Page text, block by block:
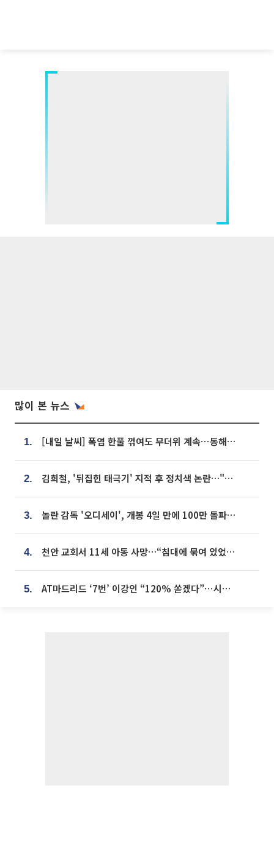
많이 본 뉴스
1. [내일 날씨] 폭염 한풀 꺾여도 무더위 계속⋯동해안 이틀 연속 비
2. 김희철, '뒤집힌 태극기' 지적 후 정치색 논란…"좌우 떠나 우리나라 국기"
3. 놀란 감독 '오디세이', 개봉 4일 만에 100만 돌파⋯'왕사남' 보다 빠르다
4. 천안 교회서 11세 아동 사망…“침대에 묶여 있었다” 진술 확보
5. AT마드리드 ‘7번’ 이강인 “120% 쏟겠다”⋯시메오네 감독 “필요한 선수”